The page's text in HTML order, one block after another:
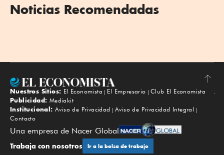
Noticias Recomendadas
Subir
Nuestros Sitios: El Economista El Empresario
Club El Economista
Publicidad: Mediakit
Institucional: Aviso de Privacidad
Aviso de Privacidad Integral
Contacto
Una empresa de Nacer Global
Trabaja con nosotros Ir a la bolsa de trabajo